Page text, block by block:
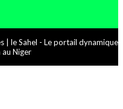
le Sahel - Le portail dynamique
Niger